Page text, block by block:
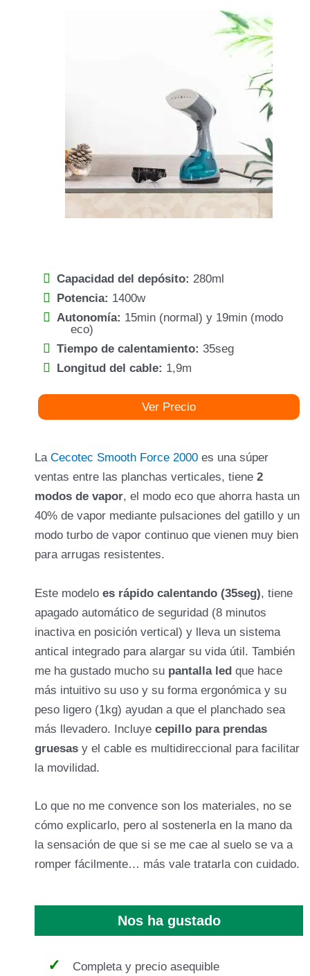
Capacidad del depósito: 280ml
Potencia: 1400w
Autonomía: 15min (normal) y 19min (modo
eco)
Tiempo de calentamiento: 35seg
Longitud del cable: 1,9m
Ver Precio
La Cecotec Smooth Force 2000 es una súper
ventas entre las planchas verticales, tiene 2
modos de vapor, el modo eco que ahorra hasta un
40% de vapor mediante pulsaciones del gatillo y un
modo turbo de vapor continuo que vienen muy bien
para arrugas resistentes.
Este modelo es rápido calentando (35seg), tiene
apagado automático de seguridad (8 minutos
inactiva en posición vertical) y lleva un sistema
antical integrado para alargar su vida útil. También
me ha gustado mucho su pantalla led que hace
más intuitivo su uso y su forma ergonómica y su
peso ligero (1kg) ayudan a que el planchado sea
más llevadero. Incluye cepillo para prendas
gruesas y el cable es multidireccional para facilitar
la movilidad.
Lo que no me convence son los materiales, no se
cómo explicarlo, pero al sostenerla en la mano da
la sensación de que si se me cae al suelo se va a
romper fácilmente… más vale tratarla con cuidado.
Nos ha gustado
Completa y precio asequible